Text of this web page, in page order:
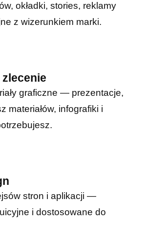
okładki, stories, reklamy
z wizerunkiem marki.
graficzne — prezentacje,
materiałów, infografiki i
stron i aplikacji —
i dostosowane do